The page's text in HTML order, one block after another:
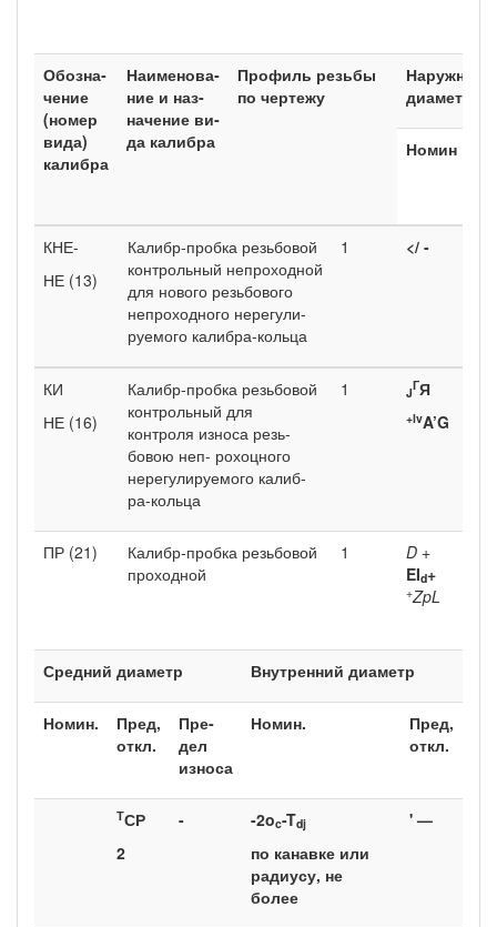
Обозна­
чение
(номер
вида)
калибра
Наименова­
ние и наз­
начение ви­
да калибра
Про­филь резь­бы
по черте­жу
Наружный
диаметр
Номин
КНЕ-
НЕ (13)
Калибр-проб­ка резьбовой
контрольный непроходной
для нового резьбового
непроходно­го нерегули­
руемого ка­либра-коль­ца
1 </ -
КИ­
НЕ (16)
Калибр-проб­ка резьбовой
контрольный для
контроля износа резь­
бовою неп- рохоцного
нерегулируе­мого калиб­
ра-кольца
1 J
ГЯ
+lvA’G
ПР (21)
Калибр-проб­ка резьбовой
проходной
1
D +
EId+
+ZpL
Средний диаметр Внутренний диаметр
Номин.
Пред,
откл.
Пре­
дел
износа
Номин.
Пред,
откл.
ТСР
2
- -2oc-Tdj
по канавке или
радиусу, не
более
' —